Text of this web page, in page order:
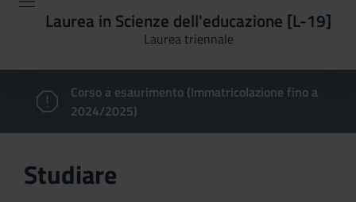
Laurea in Scienze dell'educazione [L-19]
Laurea triennale
Corso a esaurimento (Immatricolazione fino a
2024/2025)
Studiare